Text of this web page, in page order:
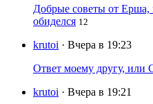
Добрые советы от
обиделся 12
krutoi · Вчера в 19:23
Ответ моему другу, или
krutoi · Вчера в 19:21